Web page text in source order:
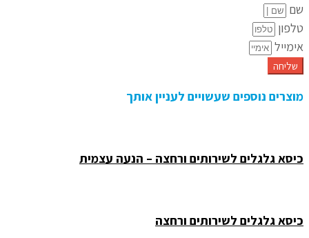
שם
טלפון
אימייל
שליחה
מוצרים נוספים שעשויים לעניין אותך
כיסא גלגלים לשירותים ורחצה – הנעה עצמית
כיסא גלגלים לשירותים ורחצה